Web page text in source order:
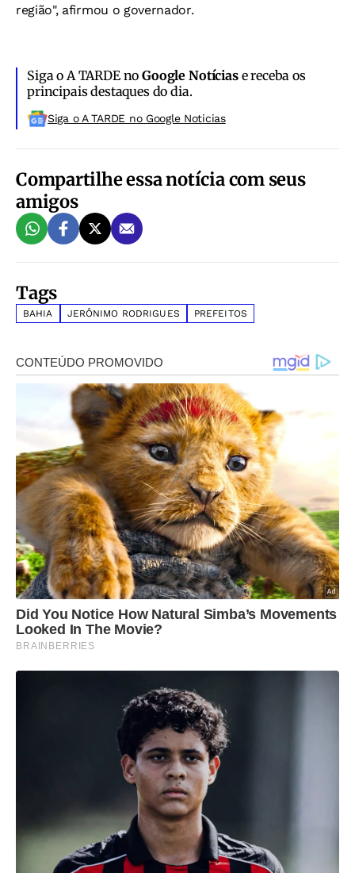
região", afirmou o governador.
Siga o A TARDE noGoogle Notíciase receba os
principais destaques do dia.
Siga o A TARDE no Google Noticias
Compartilhe essa notícia com seus
amigos
Tags
BAHIA JERÔNIMO RODRIGUES PREFEITOS